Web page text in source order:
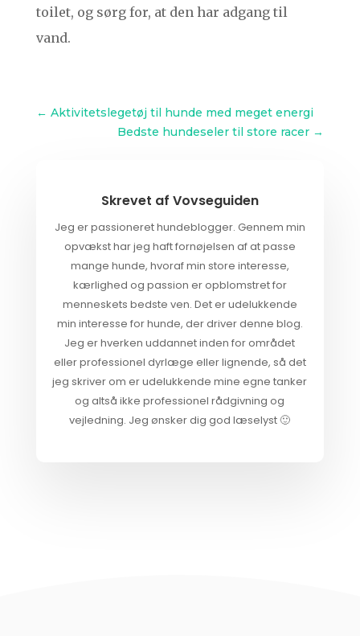
toilet, og sørg for, at den har adgang til
vand.
← Aktivitetslegetøj til hunde med meget energi
Bedste hundeseler til store racer →
Skrevet af Vovseguiden
Jeg er passioneret hundeblogger. Gennem min
opvækst har jeg haft fornøjelsen af at passe
mange hunde, hvoraf min store interesse,
kærlighed og passion er opblomstret for
menneskets bedste ven. Det er udelukkende
min interesse for hunde, der driver denne blog.
Jeg er hverken uddannet inden for området
eller professionel dyrlæge eller lignende, så det
jeg skriver om er udelukkende mine egne tanker
og altså ikke professionel rådgivning og
vejledning. Jeg ønsker dig god læselyst 🙂